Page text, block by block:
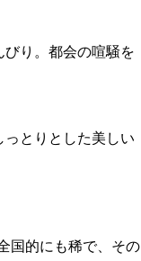
り。都会の喧騒を
とりとした美しい
国的にも稀で、その